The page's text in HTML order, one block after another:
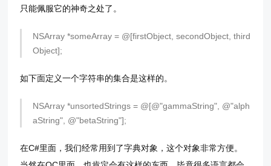
只能佩服它的神奇之处了。
NSArray *someArray = @[firstObject, secondObject, third
Object];
如下面定义一个字符串的集合是这样的。
NSArray *unsortedStrings = @[@"gammaString", @"alph
aString", @"betaString"];
在C#里面，我们经常用到了字典对象，这个对象非常方便。